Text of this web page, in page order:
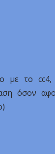
με το
όσον